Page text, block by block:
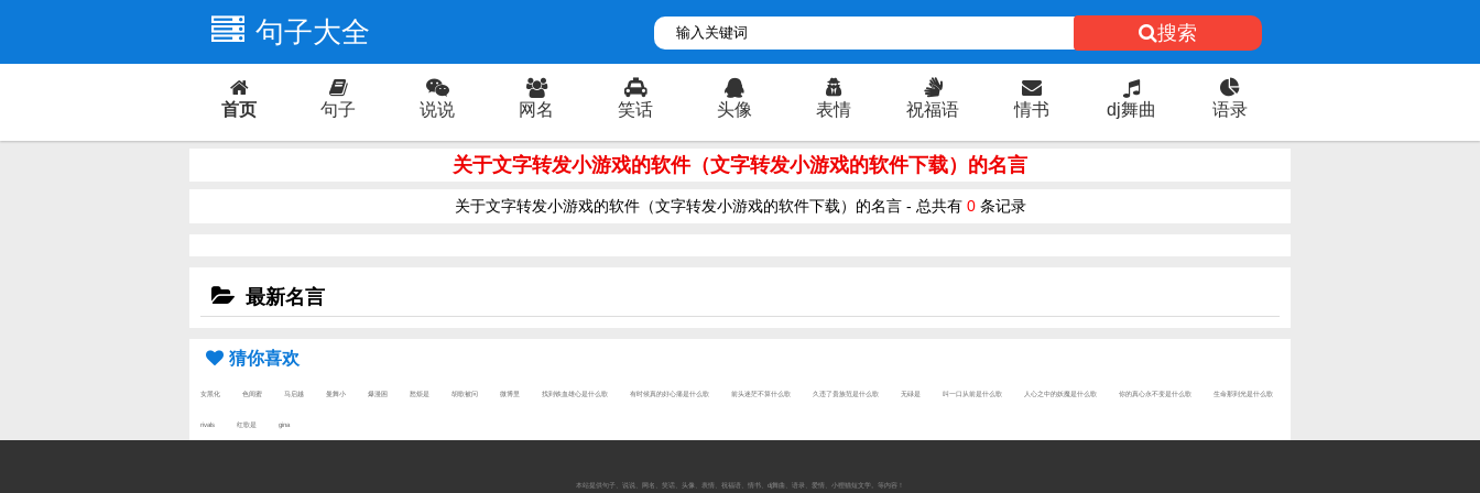
句子大全 搜索
首页 句子 说说 网名 笑话 头像 表情 祝福语 情书 dj舞曲 语录
关于文字转发小游戏的软件（文字转发小游戏的软件下载）的名言
关于文字转发小游戏的软件（文字转发小游戏的软件下载）的名言 - 总共有 0条记录
最新名言
猜你喜欢
女黑化 色闺蜜 马启越 曼舞小 爆漫困 愁烦是 胡歌被问 微博里 找到铁血雄心是什么歌 有时候真的好心痛是什么歌 前头迷茫不算什么歌 久违了贵族范是什么歌 无碌是 叫一口从前是什么歌 人心之中的妖魔是什么歌 你的真心永不变是什么歌 生命那到光是什么歌
rivals 红歌是 gina
本站提供句子 说说 网名 笑话 头像 表情 祝福语 情书 dj舞曲 语录 爱情 小狸猫短文学 。等内容！